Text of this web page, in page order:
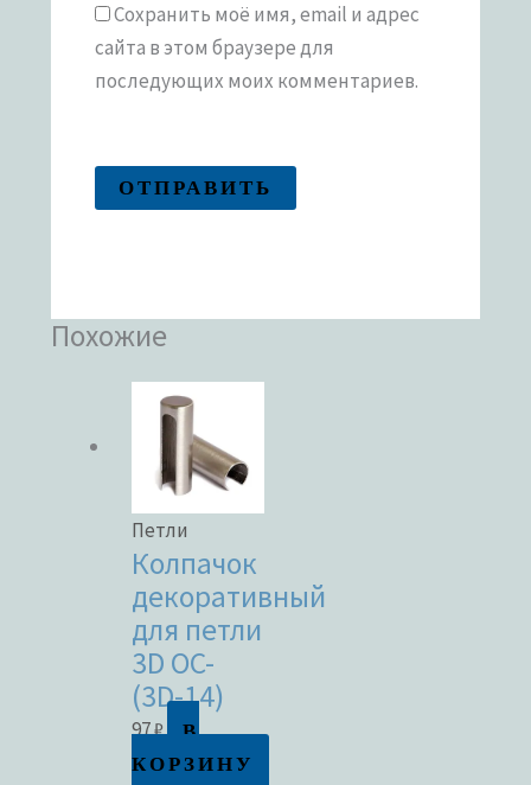
Сохранить моё имя, email и адрес
сайта в этом браузере для
последующих моих комментариев.
Похожие
Петли
Колпачок
декоративный
для петли
3D OC-
(3D-14)
97₽
В
КОРЗИНУ